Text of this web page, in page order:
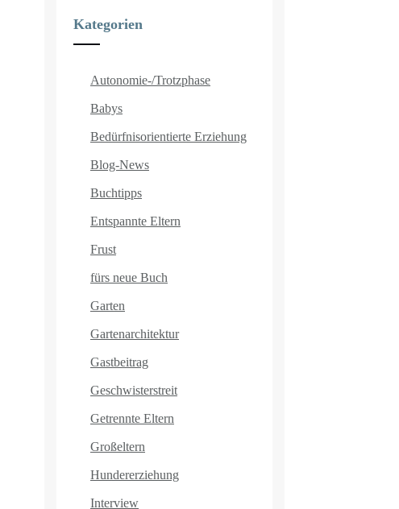
Kategorien
Autonomie-/Trotzphase
Babys
Bedürfnisorientierte Erziehung
Blog-News
Buchtipps
Entspannte Eltern
Frust
fürs neue Buch
Garten
Gartenarchitektur
Gastbeitrag
Geschwisterstreit
Getrennte Eltern
Großeltern
Hundererziehung
Interview